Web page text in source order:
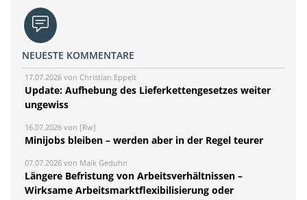
NEUESTE KOMMENTARE
17.07.2026 von Christian Eppelt
Update: Aufhebung des Lieferkettengesetzes weiter
ungewiss
16.07.2026 von [Rw]
Minijobs bleiben – werden aber in der Regel teurer
07.07.2026 von Maik Geduhn
Längere Befristung von Arbeitsverhältnissen –
Wirksame Arbeitsmarktflexibilisierung oder